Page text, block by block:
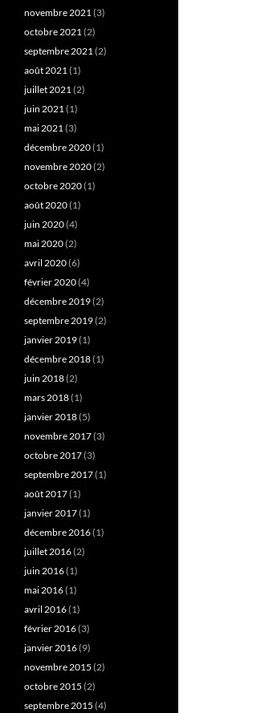
novembre 2021(3)
octobre 2021(2)
septembre 2021(2)
août 2021(1)
juillet 2021(2)
juin 2021(1)
mai 2021(3)
décembre 2020(1)
novembre 2020(2)
octobre 2020(1)
août 2020(1)
juin 2020(4)
mai 2020(2)
avril 2020(6)
février 2020(4)
décembre 2019(2)
septembre 2019(2)
janvier 2019(1)
décembre 2018(1)
juin 2018(2)
mars 2018(1)
janvier 2018(5)
novembre 2017(3)
octobre 2017(3)
septembre 2017(1)
août 2017(1)
janvier 2017(1)
décembre 2016(1)
juillet 2016(2)
juin 2016(1)
mai 2016(1)
avril 2016(1)
février 2016(3)
janvier 2016(9)
novembre 2015 (2)
octobre 2015 (2)
septembre 2015 (4)